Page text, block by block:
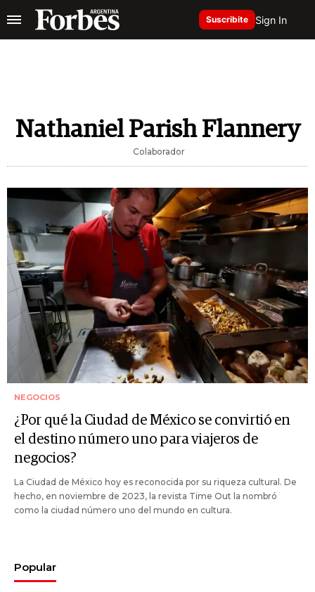
Suscribite Sign In
Nathaniel Parish Flannery
Colaborador
NEGOCIOS
¿Por qué la Ciudad de México se convirtió en
el destino número uno para viajeros de
negocios?
La Ciudad de México hoy es reconocida por su riqueza cultural. De
hecho, en noviembre de 2023, la revista Time Out la nombró
como la ciudad número uno del mundo en cultura.
Popular